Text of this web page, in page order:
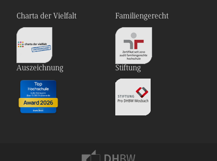
Charta der Vielfalt Familiengerecht
Auszeichnung Stiftung